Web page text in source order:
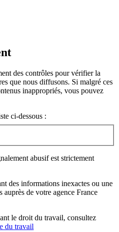
des contrôles pour vérifier la
que nous diffusons. Si malgré ces
inappropriés, vous pouvez
ci-dessous :
abusif est strictement
des informations inexactes ou une
auprès de votre agence France
le droit du travail, consultez
du travail